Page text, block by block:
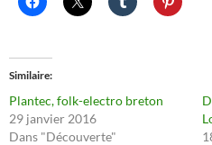
Similaire
Plantec, folk-electro breton
29 janvier 2016
Dans "Découverte"